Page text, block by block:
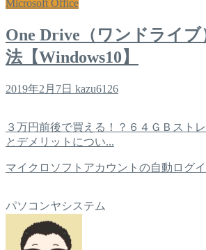
Microsoft Office
One Drive（ワンドライブ
法【Windows10】
2019年2月7日 kazu6126
３万円前後で買える！？６４ＧＢスト
とデメリットについ...
マイクロソフトアカウントの自動ログ
パソコンヤシステム